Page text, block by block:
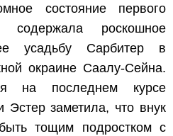
состояние первого
роскошное
усадьбу Сарбитер в
окраине Саалу-Сейна.
на последнем курсе
Эстер заметила, что внук
тощим подростком с